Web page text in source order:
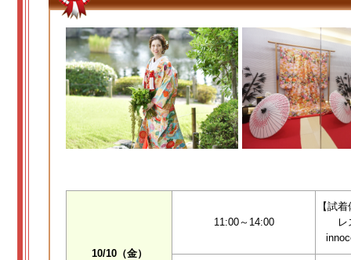
10/10（金）
11:00～14:00
【試